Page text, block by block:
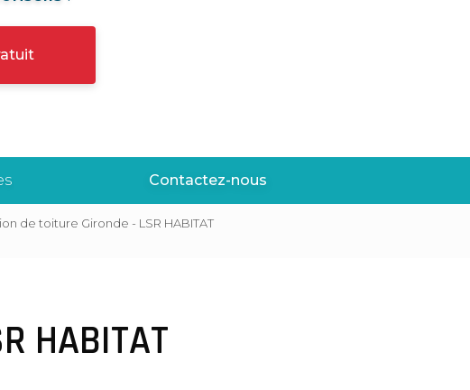
Contactez-nous
de toiture Gironde - LSR HABITAT
HABITAT